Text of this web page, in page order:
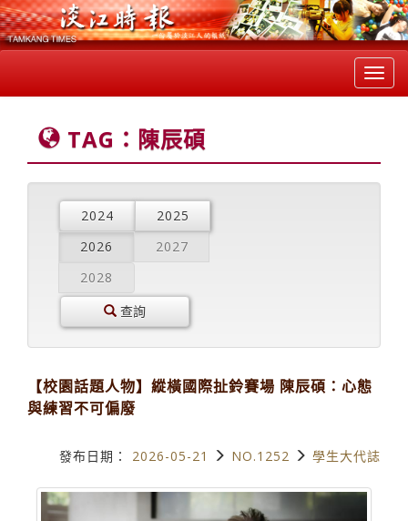
TAG：陳辰碩
2024
2025
2026
2027
2028
查詢
【校園話題人物】縱橫國際扯鈴賽場 陳辰碩：心態
與練習不可偏廢
發布日期： 2026-05-21 NO.1252 學生大代誌